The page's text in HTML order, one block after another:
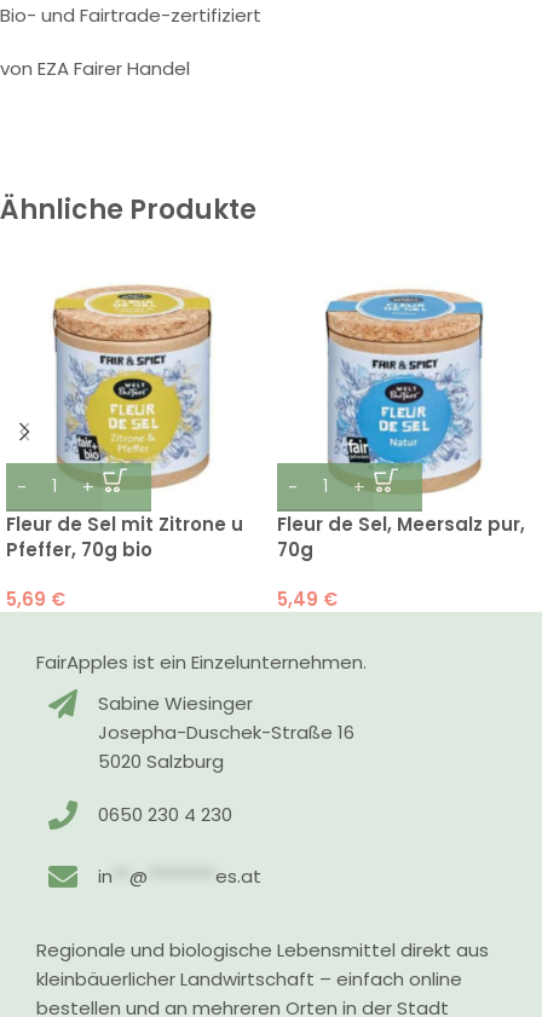
Bio- und Fairtrade-zertifiziert
von EZA Fairer Handel
Ähnliche Produkte
Fleur de Sel mit Zitrone u
Pfeffer, 70g bio
5,69 €
Fleur de Sel, Meersalz pur,
70g
5,49 €
FairApples ist ein Einzelunternehmen.
Sabine Wiesinger
Josepha-Duschek-Straße 16
5020 Salzburg
0650 230 4 230
in **@ ********es.at
Regionale und biologische Lebensmittel direkt aus
kleinbäuerlicher Landwirtschaft – einfach online
bestellen und an mehreren Orten in der Stadt